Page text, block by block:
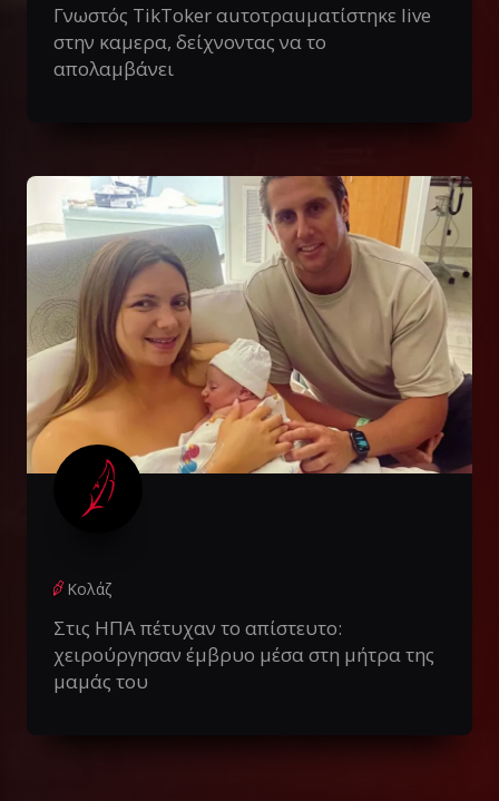
Γνωστός TikToker αuτοτραuματίστηκε live
στην καμερα, δείχνοντας να το
απολαμβάνει
Κολάζ
Στις ΗΠΑ πέτυχαν το απίστευτο:
χειρούργησαν έμβρυο μέσα στη μήτρα της
μαμάς του